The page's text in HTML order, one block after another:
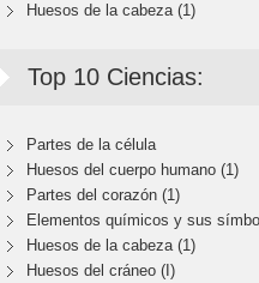
Huesos de la cabeza (1)
Top 10 Ciencias:
Partes de la célula
Huesos del cuerpo humano (1)
Partes del corazón (1)
Elementos químicos y sus
Huesos de la cabeza (1)
Huesos del cráneo (I)